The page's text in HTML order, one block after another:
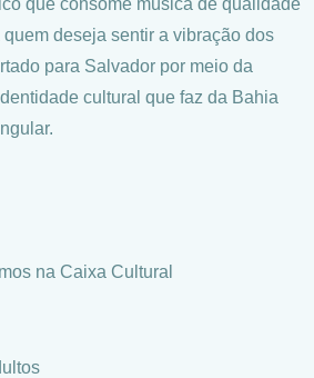
que consome música de qualidade
deseja sentir a vibração dos
para Salvador por meio da
cultural que faz da Bahia
na Caixa Cultural